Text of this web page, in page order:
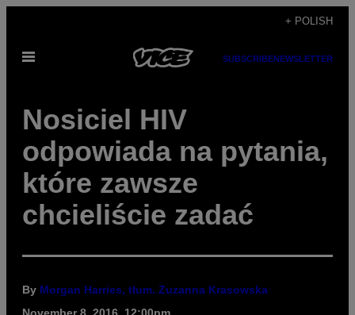
content
+ POLISH
Open
SUBSCRIBENEWSLETTER
Nosiciel HIV
odpowiada na pytania,
które zawsze
chcieliście zadać
By Morgan Harries, tłum. Zuzanna Krasowska
November 8, 2016, 12:00pm